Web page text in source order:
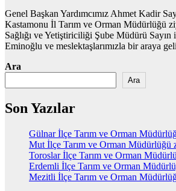
Genel Başkan Yardımcımız Ahmet Kadir
Kastamonu İl Tarım ve Orman Müdürlüğü
Sağlığı ve Yetiştiriciliği Şube Müdürü
Eminoğlu ve meslektaşlarımızla bir araya
Ara
Ara
Son Yazılar
Gülnar İlçe Tarım ve Orman
Mut İlçe Tarım ve Orman Müdürlüğü
Toroslar İlçe Tarım ve Orman
Erdemli İlçe Tarım ve Orman
Mezitli İlçe Tarım ve Orman